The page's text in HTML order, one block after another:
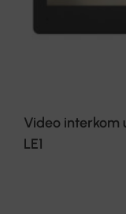
Video interkom
LE1